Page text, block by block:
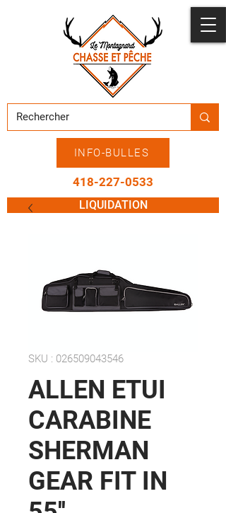
INFO-BULLES
418-227-0533
LIQUIDATION
SKU : 026509043546
ALLEN ETUI
CARABINE
SHERMAN
GEAR FIT IN